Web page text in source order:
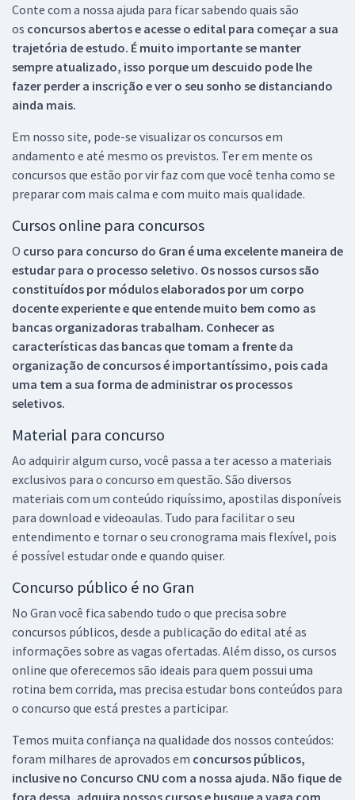
Conte com a nossa ajuda para ficar sabendo quais são
os concursos abertos e acesse o edital para começar a sua
trajetória de estudo. É muito importante se manter
sempre atualizado, isso porque um descuido pode lhe
fazer perder a inscrição e ver o seu sonho se distanciando
ainda mais.
Em nosso site, pode-se visualizar os concursos em
andamento e até mesmo os previstos. Ter em mente os
concursos que estão por vir faz com que você tenha como se
preparar com mais calma e com muito mais qualidade.
Cursos online para concursos
O curso para concurso do Gran é uma excelente maneira de
estudar para o processo seletivo. Os nossos cursos são
constituídos por módulos elaborados por um corpo
docente experiente e que entende muito bem como as
bancas organizadoras trabalham. Conhecer as
características das bancas que tomam a frente da
organização de concursos é importantíssimo, pois cada
uma tem a sua forma de administrar os processos
seletivos.
Material para concurso
Ao adquirir algum curso, você passa a ter acesso a materiais
exclusivos para o concurso em questão. São diversos
materiais com um conteúdo riquíssimo, apostilas disponíveis
para download e videoaulas. Tudo para facilitar o seu
entendimento e tornar o seu cronograma mais flexível, pois
é possível estudar onde e quando quiser.
Concurso público é no Gran
No Gran você fica sabendo tudo o que precisa sobre
concursos públicos, desde a publicação do edital até as
informações sobre as vagas ofertadas. Além disso, os cursos
online que oferecemos são ideais para quem possui uma
rotina bem corrida, mas precisa estudar bons conteúdos para
o concurso que está prestes a participar.
Temos muita confiança na qualidade dos nossos conteúdos:
foram milhares de aprovados em concursos públicos,
inclusive no Concurso CNU com a nossa ajuda. Não fique de
fora dessa, adquira nossos cursos e busque a vaga com